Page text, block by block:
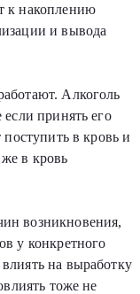
к накоплению
и вывода
Алкоголь
принять его
поступить в кровь и
в кровь
возникновения,
у конкретного
на выработку
тоже не